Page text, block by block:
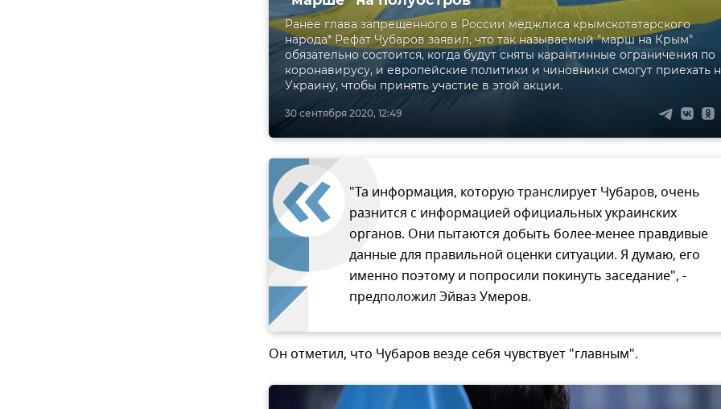
30 сентября 2020, 12:49
Ранее глава запрещенного в России меджлиса крымскотатарского
народа* Рефат Чубаров заявил, что так называемый "марш на Крым"
обязательно состоится, когда будут сняты карантинные ограничения по
коронавирусу, и европейские политики и чиновники смогут приехать
Украину, чтобы принять участие в этой акции.
"Та информация, которую транслирует Чубаров, очень
разнится с информацией официальных украинских
органов. Они пытаются добыть более-менее правдивые
данные для правильной оценки ситуации. Я думаю, его
именно поэтому и попросили покинуть заседание", -
предположил Эйваз Умеров.
Он отметил, что Чубаров везде себя чувствует "главным".